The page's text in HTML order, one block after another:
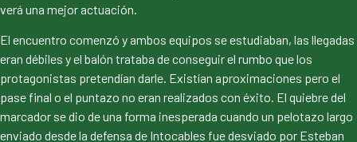
verá una mejor actuación.
El encuentro comenzó y ambos equipos se estudiaban, las llegadas
eran débiles y el balón trataba de conseguir el rumbo que los
protagonistas pretendían darle. Existían aproximaciones pero el
pase final o el puntazo no eran realizados con éxito. El quiebre del
marcador se dio de una forma inesperada cuando un pelotazo largo
enviado desde la defensa de Intocables fue desviado por Esteban